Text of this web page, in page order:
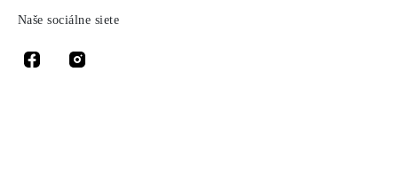
Naše sociálne siete